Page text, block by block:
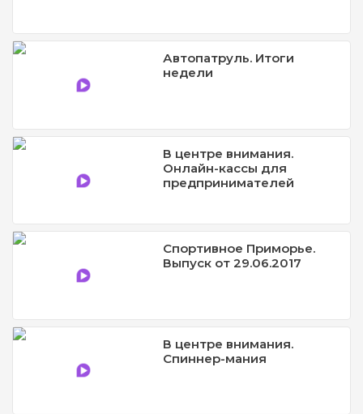
Автопатруль. Итоги
недели
В центре внимания.
Онлайн-кассы для
предпринимателей
Спортивное Приморье.
Выпуск от 29.06.2017
В центре внимания.
Спиннер-мания